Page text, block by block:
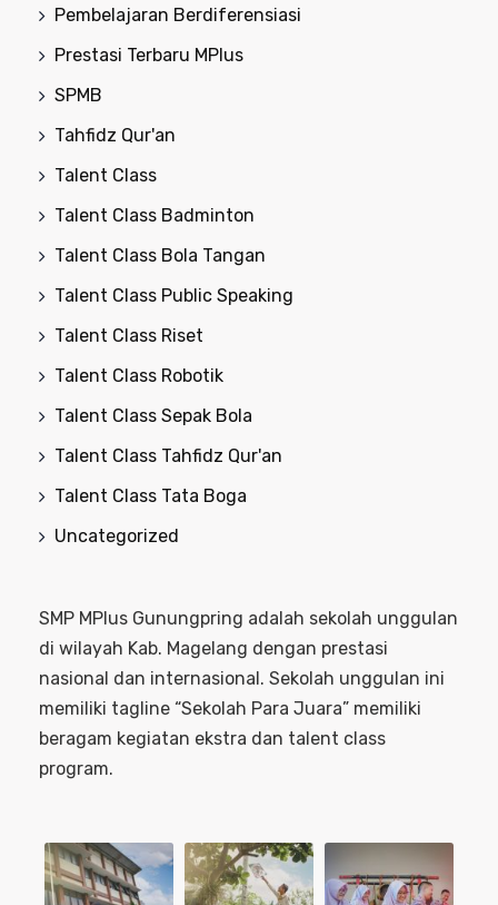
Pembelajaran Berdiferensiasi
Prestasi Terbaru MPlus
SPMB
Tahfidz Qur'an
Talent Class
Talent Class Badminton
Talent Class Bola Tangan
Talent Class Public Speaking
Talent Class Riset
Talent Class Robotik
Talent Class Sepak Bola
Talent Class Tahfidz Qur'an
Talent Class Tata Boga
Uncategorized
SMP MPlus Gunungpring adalah sekolah unggulan
di wilayah Kab. Magelang dengan prestasi
nasional dan internasional. Sekolah unggulan ini
memiliki tagline “Sekolah Para Juara” memiliki
beragam kegiatan ekstra dan talent class
program.